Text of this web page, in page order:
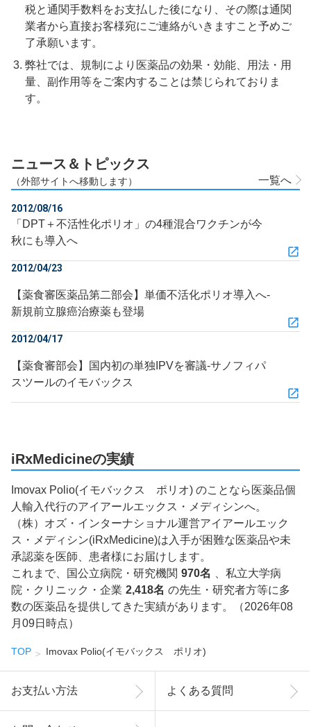
税と通関手数料をお支払した後になり、その際は通関
業者から直接お客様宛にご連絡がいきますこと予めご
了承願います。
弊社では、規制により医薬品の効果・効能、用法・用
量、副作用等をご案内することは禁じられておりま
す。
ニュース＆トピックス
（外部サイトへ移動します） 一覧へ
2012/08/16
「DPT＋不活性化ポリオ」の4種混合ワクチンが今
秋にも導入へ
2012/04/23
【薬食審医薬品第二部会】単価不活化ポリオ導入へ‐
新規前立腺癌治療薬も登場
2012/04/17
【薬食審部会】国内初の単独IPVを審議‐サノフィパ
スツールのイモバックス
iRxMedicineの実績
Imovax Polio(イモバックス ポリオ) のことなら医薬品個
人輸入代行のアイアールエックス・メディシンへ。
（株）オズ・インターナショナル運営アイアールエック
ス・メディシン(iRxMedicine)は入手が困難な医薬品や未
承認薬を医師、患者様にお届けします。
これまで、国公立病院・研究機関 970名
、私立大学病
院・クリニック・企業 2,418名 の先生・研究者方等に多
数の医薬品を提供してきた実績があります。（2026年08
月09日時点）
TOP Imovax Polio(イモバックス ポリオ)
お支払い方法 よくある質問